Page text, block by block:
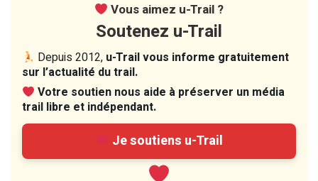
Vous aimez u-Trail ?
Soutenez u-Trail
Depuis 2012, u-Trail vous informe gratuitement
sur l’actualité du trail.
Votre soutien nous aide à préserver un média
trail libre et indépendant.
Je soutiens u-Trail